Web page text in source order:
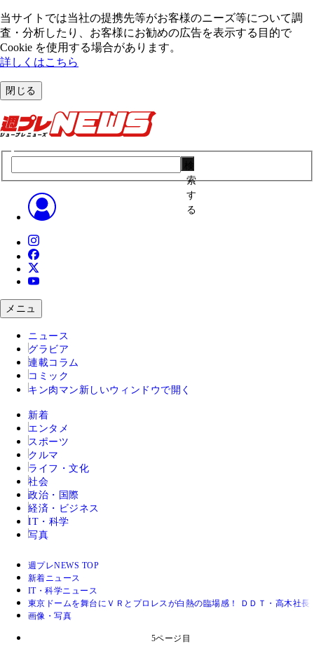
当サイトでは当社の提携先等がお客様のニーズ等について調
査・分析したり、お客様にお勧めの広告を表⽰する⽬的で
Cookie を使⽤する場合があります。
詳しくはこちら
閉じる
索
す
る
メニュ
ニュース
グラビア
連載コラム
コミック
キン肉マン 新しいウィンドウで開く
新着
エンタメ
スポーツ
クルマ
ライフ・文化
社会
政治・国際
経済・ビジネス
IT・科学
写真
週プレNEWS TOP
新着ニュース
IT・科学ニュース
東京ドームを舞台にＶＲとプロレスが白熱の臨場感！ ＤＤＴ・高木社
画像・写真
5ページ目